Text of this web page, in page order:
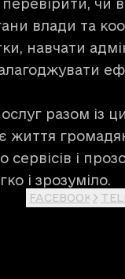
чи
влади та
навчати
разом із
життя
і
і зрозуміло.
FACEBOOK X